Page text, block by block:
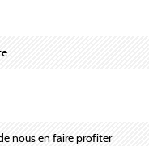
nous en faire profiter